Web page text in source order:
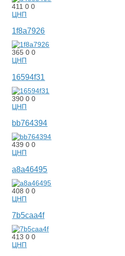
41100
ЦНП
1f8a7926
36500
ЦНП
16594f31
39000
ЦНП
bb764394
43900
ЦНП
a8a46495
40800
ЦНП
7b5caa4f
41300
ЦНП